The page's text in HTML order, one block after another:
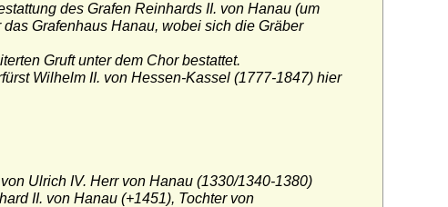
des Grafen Reinhards II. von Hanau (um
Grafenhaus Hanau, wobei sich die Gräber
Gruft unter dem Chor bestattet.
Wilhelm II. von Hessen-Kassel (1777-1847) hier
Ulrich IV. Herr von Hanau (1330/1340-1380)
II. von Hanau (+1451), Tochter von